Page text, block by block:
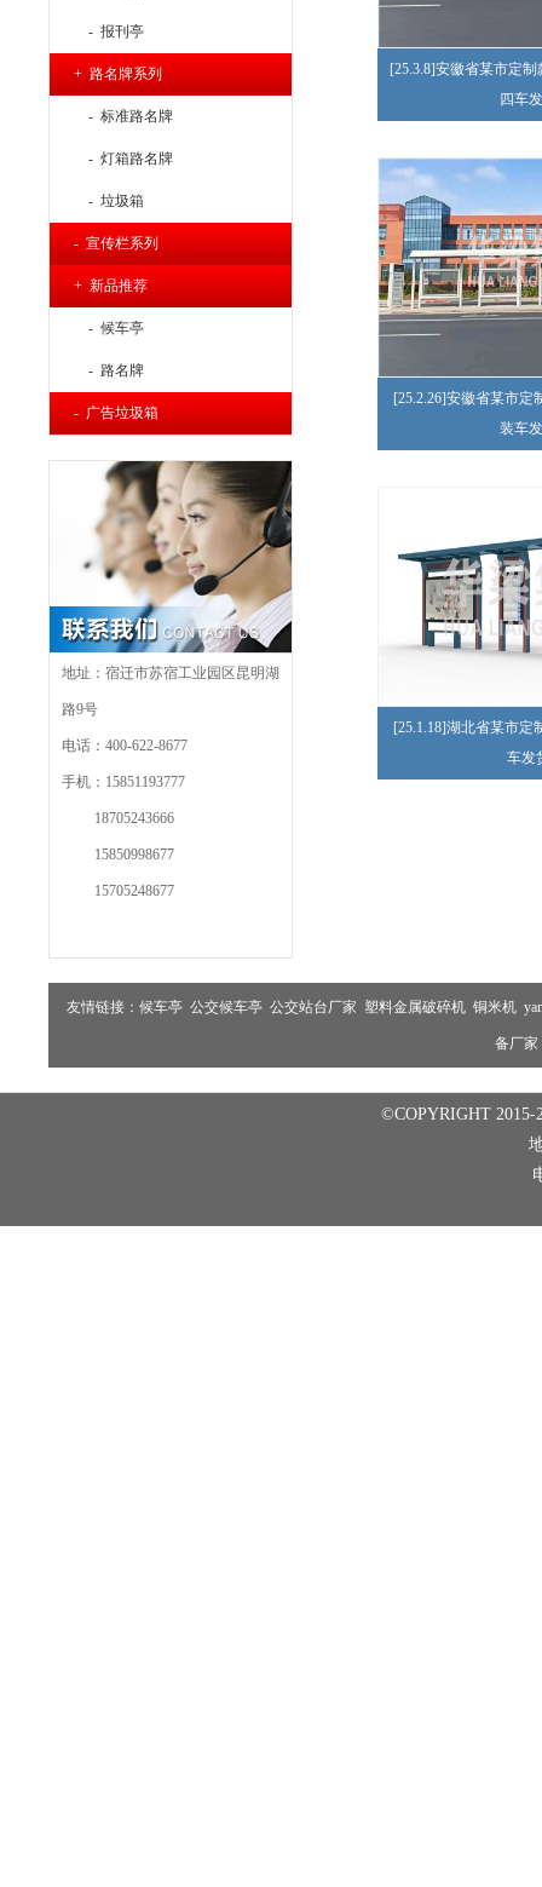
- 报刊亭
+ 路名牌系列
- 标准路名牌
- 灯箱路名牌
- 垃圾箱
- 宣传栏系列
+ 新品推荐
- 候车亭
- 路名牌
- 广告垃圾箱
地址：宿迁市苏宿工业园区昆明湖
路9号
电话：400-622-8677
手机：15851193777
18705243666
15850998677
15705248677
[25.3.8]安徽省某市定
四车
[25.2.26]安徽省某市定
装车
[25.1.18]湖北省某市定
车发
友情链接： 候车亭 公交候车亭 公交站台厂家 塑料金属破碎机 铜米机
备厂家
©COPYRIGHT 2015-